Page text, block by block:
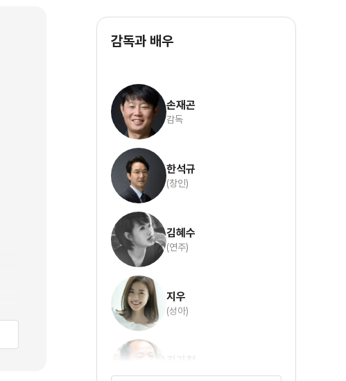
감독과 배우
손재곤
감독
한석규
(창인)
김혜수
(연주)
지우
(성아)
김기천
(성식)